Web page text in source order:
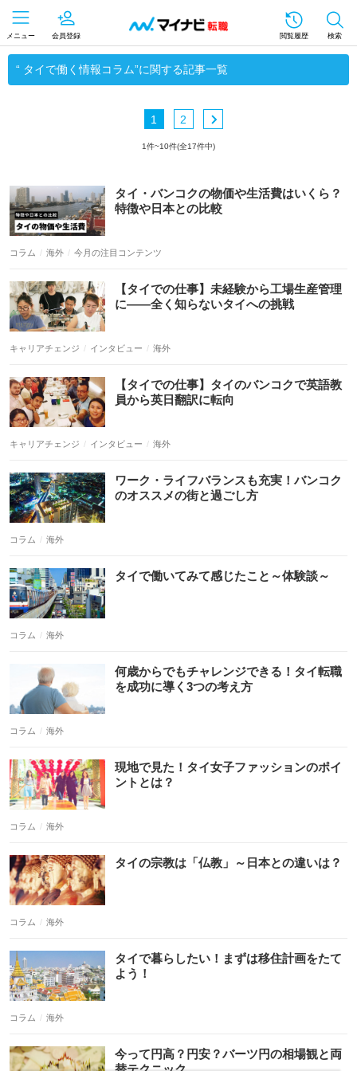
メニュー 会員登録 閲覧履歴 検索
“ タイで働く情報コラム”に関する記事一覧
1 2
1件~10件(全17件中)
コラム 海外 今月の注目コンテンツ
キャリアチェンジ インタビュー 海外
キャリアチェンジ インタビュー 海外
コラム 海外
コラム 海外
コラム 海外
コラム 海外
コラム 海外
コラム 海外